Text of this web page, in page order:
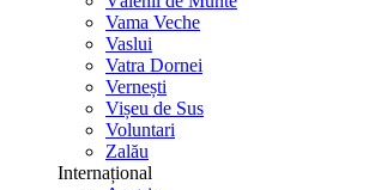
Vama Veche
Vaslui
Vatra Dornei
Vernești
Vișeu de Sus
Voluntari
Zalău
Internațional